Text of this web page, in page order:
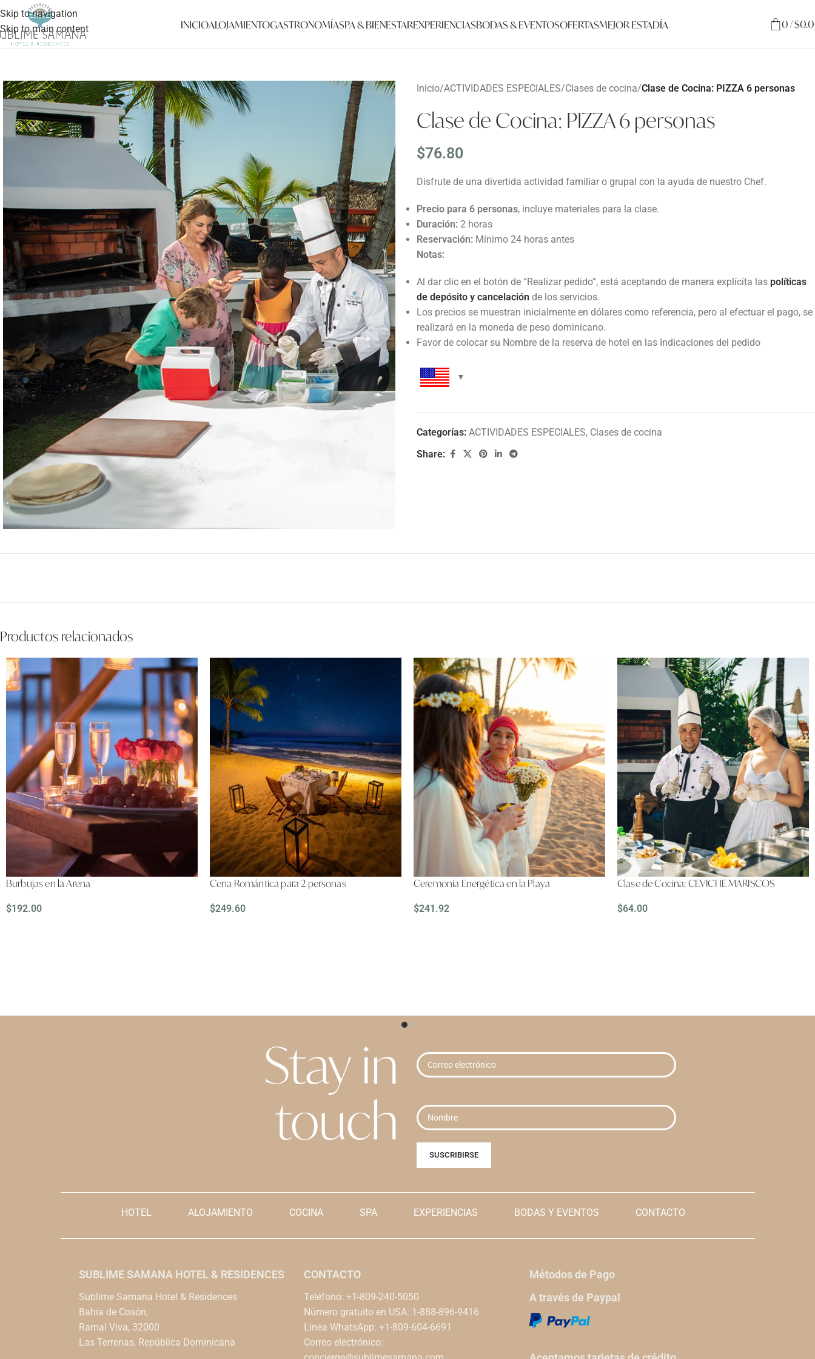
Skip to navigation
Skip to main content
INICIOALOJAMIENTOGASTRONOMÍASPA & BIENESTAREXPERIENCIASBODAS & EVENTOSOFERTASMEJOR ESTADÍA 0/$
Inicio/ACTIVIDADES ESPECIALES/Clases de cocina/Clase de Cocina: PIZZA 6 personas
Clase de Cocina: PIZZA 6 personas
$76.80
Disfrute de una divertida actividad familiar o grupal con la ayuda de nuestro Chef.
Precio para 6 personas, incluye materiales para la clase.
Duración: 2 horas
Reservación: Mínimo 24 horas antes
Notas:
Al dar clic en el botón de “Realizar pedido”, está aceptando de manera explícita las políticas
de depósito y cancelación de los servicios.
Los precios se muestran inicialmente en dólares como referencia, pero al efectuar el pago, se
realizará en la moneda de peso dominicano.
Favor de colocar su Nombre de la reserva de hotel en las Indicaciones del pedido
Categorías: ACTIVIDADES ESPECIALES, Clases de cocina
Share:
Productos relacionados
Burbujas en la Arena
$192.00
Cena Romántica para 2 personas
$249.60
Ceremonia Energética en la Playa
$241.92
Clase de Cocina: CEVICHE MARISCOS
$64.00
Stay in
touch
HOTEL ALOJAMIENTO COCINA SPA EXPERIENCIAS BODAS Y EVENTOS CONTACTO
SUBLIME SAMANA HOTEL & RESIDENCES
Sublime Samana Hotel & Residences
Bahía de Cosón,
Ramal Viva, 32000
Las Terrenas, República Dominicana
CONTACTO
Teléfono: +1-809-240-5050
Número gratuito en USA: 1-888-896-9416
Linea WhatsApp: +1-809-604-6691
Correo electrónico:
Métodos de Pago
A través de Paypal